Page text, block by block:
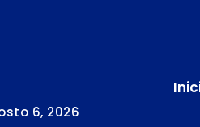
6, 2026